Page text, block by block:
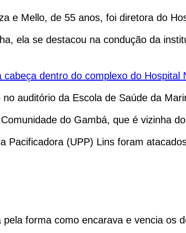
e Mello, de 55 anos, foi diretora do
ela se destacou na condução da
cabeça dentro do complexo do Hospital
auditório da Escola de Saúde da
do Gambá, que é vizinha
Pacificadora (UPP) Lins foram
forma como encarava e vencia os